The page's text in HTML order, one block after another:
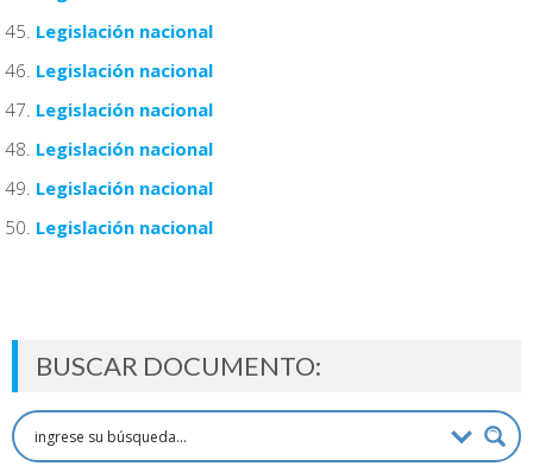
Legislación nacional
Legislación nacional
Legislación nacional
Legislación nacional
Legislación nacional
Legislación nacional
BUSCAR DOCUMENTO: